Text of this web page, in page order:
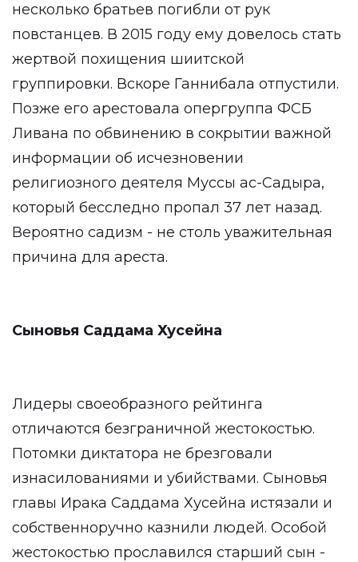
несколько братьев погибли от рук
повстанцев. В 2015 году ему довелось стать
жертвой похищения шиитской
группировки. Вскоре Ганнибала отпустили.
Позже его арестовала опергруппа ФСБ
Ливана по обвинению в сокрытии важной
информации об исчезновении
религиозного деятеля Муссы ас-Садыра,
который бесследно пропал 37 лет назад.
Вероятно садизм - не столь уважительная
причина для ареста.
Сыновья Саддама Хусейна
Лидеры своеобразного рейтинга
отличаются безграничной жестокостью.
Потомки диктатора не брезговали
изнасилованиями и убийствами. Сыновья
главы Ирака Саддама Хусейна истязали и
собственноручно казнили людей. Особой
жестокостью прославился старший сын -